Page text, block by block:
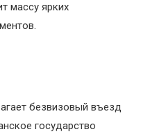
массу ярких
безвизовый въезд
государство